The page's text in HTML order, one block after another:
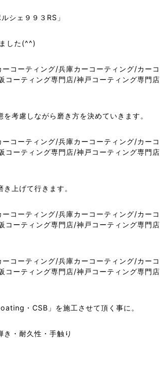
シェ９９３RS」
した(^^)
考慮しながら磨き方を決めていきます。
上げて行きます。
・CSB」を施工させて頂く事に。
・耐久性・手触り